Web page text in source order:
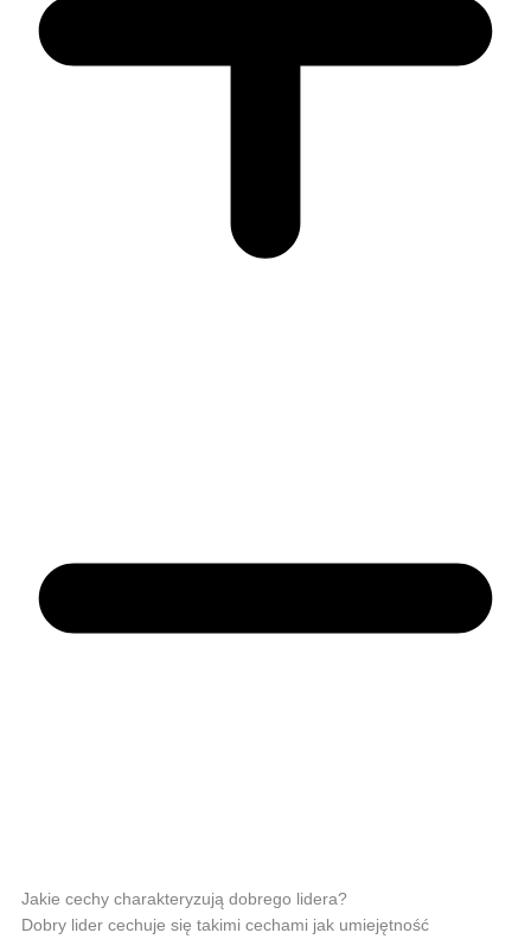
Jakie cechy charakteryzują dobrego lidera?
Dobry lider cechuje się takimi cechami jak umiejętność